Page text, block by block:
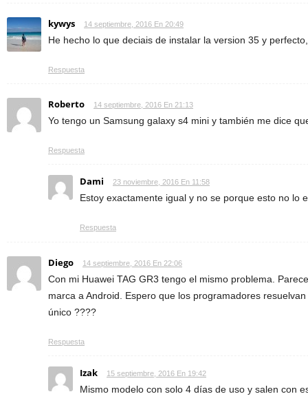
kywys 14 septiembre, 2016 En 20:49
He hecho lo que deciais de instalar la version 35 y
Respuesta
Roberto 14 septiembre, 2016 En 21:13
Yo tengo un Samsung galaxy s4 mini y también me dice
Respuesta
Dami 23 noviembre, 2016 En 11:58
Estoy exactamente igual y no se porque esto no lo
Respuesta
Diego 14 septiembre, 2016 En 22:06
Con mi Huawei TAG GR3 tengo el mismo problema.
marca a Android. Espero que los programadores
único ????
Respuesta
Izak 15 septiembre, 2016 En 19:42
Mismo modelo con solo 4 días de uso y salen con